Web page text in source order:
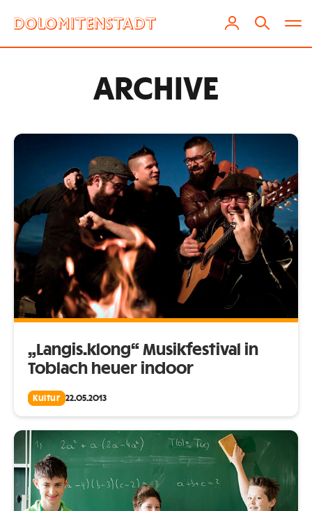
ARCHIVE
„Langis.klong“ Musikfestival in
Toblach heuer indoor
Kultur 22.05.2013